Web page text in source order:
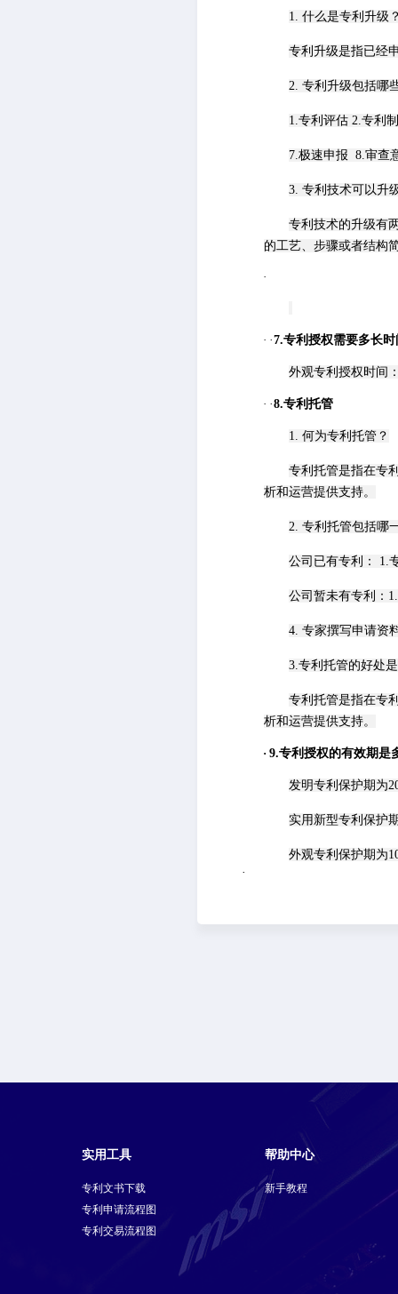
1. 什么是专利升级
专利升级是指已经
2. 专利升级包括哪
1.专利评估 2.专利
7.极速申报 8.审查
3. 专利技术可以升
专利技术的升级有
的工艺、步骤或者结构
·
· ·7.专利授权需要多长时
外观专利授权时间
· ·8.专利托管
1. 何为专利托管？
专利托管是指在专
析和运营提供支持。
2. 专利托管包括哪
公司已有专利： 1.
公司暂未有专利：
4. 专家撰写申请资
3.专利托管的好处
专利托管是指在专
析和运营提供支持。
· 9.专利授权的有效期是
发明专利保护期为
实用新型专利保护
外观专利保护期为
·
实用工具
专利文书下载
专利申请流程图
专利交易流程图
帮助中心
新手教程